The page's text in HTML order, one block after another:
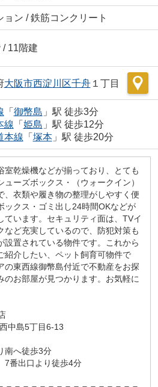
ョン / 鉄筋コンクリート
/ 11階建
大阪市西淀川区千舟１丁目
「 御幣島 」駅 徒歩3分
線 「 姫島 」駅 徒歩12分
本線 「 塚本」駅 徒歩20分
室乾燥機などが揃っており、とても
ーズボックス・（ウォークイン）
、衣類や履き物の整理がしやすく便
ックス・ゴミ出し24時間OKなどが
ています。セキュリティ面は、TVイ
など充実しているので、防犯対策も
設置されている物件です。これから
紹介したい、ペット飼育可物件で
の東西線御幣島付近で不動産をお探
のお部屋が見つかります。お気軽に
中島5丁目6-13
南へ徒歩3分
番出口より徒歩4分